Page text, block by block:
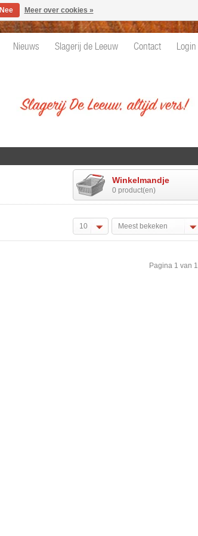
Nieuws Slagerij de Leeuw Contact Login
Winkelmandje
0 product(en)
10 Meest bekeken
Pagina 1 van 1
Nee Meer over cookies »